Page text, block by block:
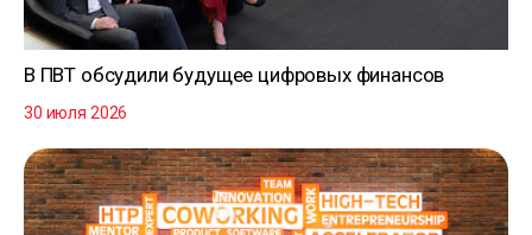
В ПВТ обсудили будущее цифровых финансов
30 июля 2026